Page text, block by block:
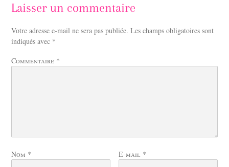
Laisser un commentaire
Votre adresse e-mail ne sera pas publiée. Les champs obligatoires sont
indiqués avec *
Commentaire *
Nom * E-mail *